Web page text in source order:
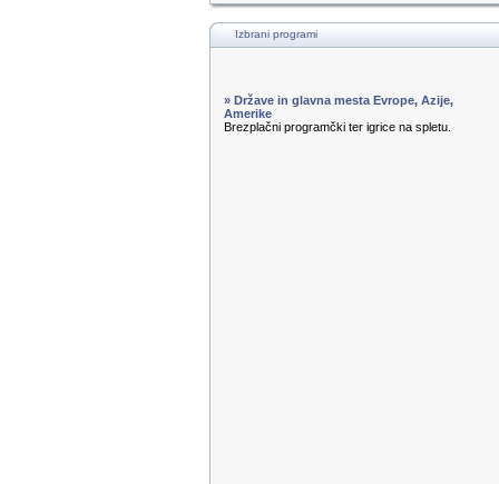
Izbrani programi
» Države in glavna mesta Evrope, Azije,
Amerike
Brezplačni programčki ter igrice na spletu.